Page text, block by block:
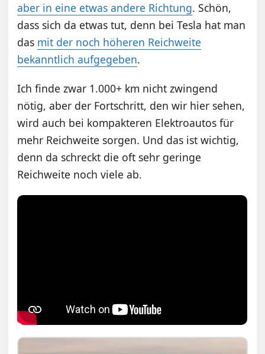
aber in eine etwas andere Richtung. Schön,
dass sich da etwas tut, denn bei Tesla hat man
das mit der noch höheren Reichweite
bekanntlich aufgegeben.
Ich finde zwar 1.000+ km nicht zwingend
nötig, aber der Fortschritt, den wir hier sehen,
wird auch bei kompakteren Elektroautos für
mehr Reichweite sorgen. Und das ist wichtig,
denn da schreckt die oft sehr geringe
Reichweite noch viele ab.